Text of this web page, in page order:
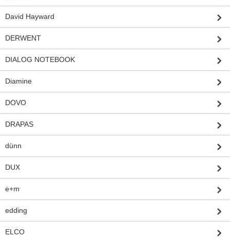
David Hayward
DERWENT
DIALOG NOTEBOOK
Diamine
DOVO
DRAPAS
dünn
DUX
e+m
edding
ELCO